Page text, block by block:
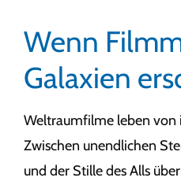
Wenn
Galaxien
Weltraumfilme leben von
Zwischen unendlichen
und der Stille des Alls